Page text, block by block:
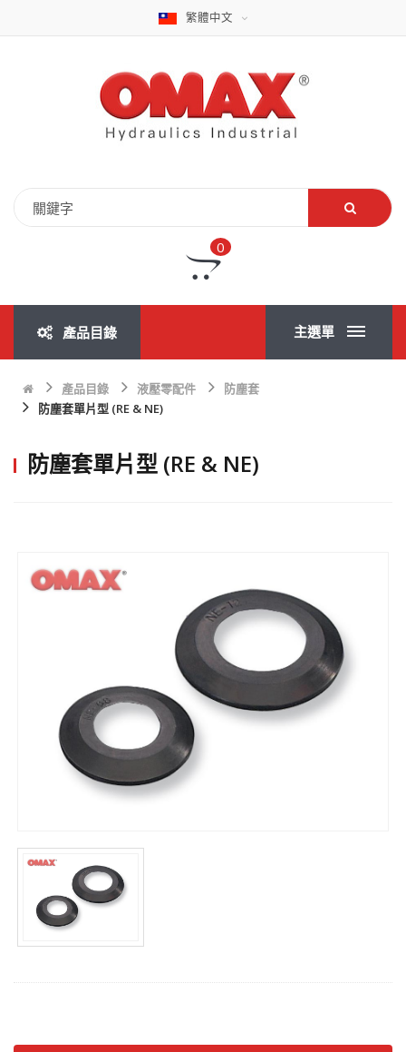
繁體中文
0
產品目錄 主選單
產品目錄 液壓零配件
防塵套
防塵套單片型 (RE & NE)
防塵套單片型 (RE & NE)